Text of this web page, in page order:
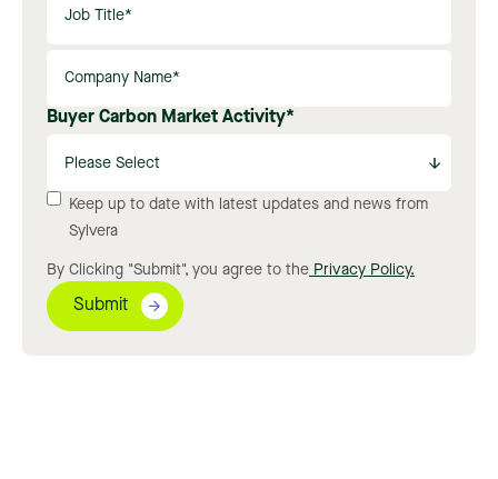
Buyer Carbon Market Activity*
Keep up to date with latest updates and news from
Sylvera
By Clicking "Submit", you agree to the Privacy Policy.